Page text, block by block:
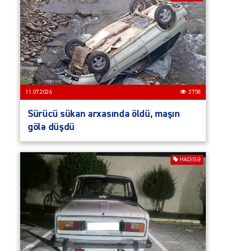
11.07.2026 2758
Sürücü sükan arxasında öldü, maşın
gölə düşdü
HADISƏ